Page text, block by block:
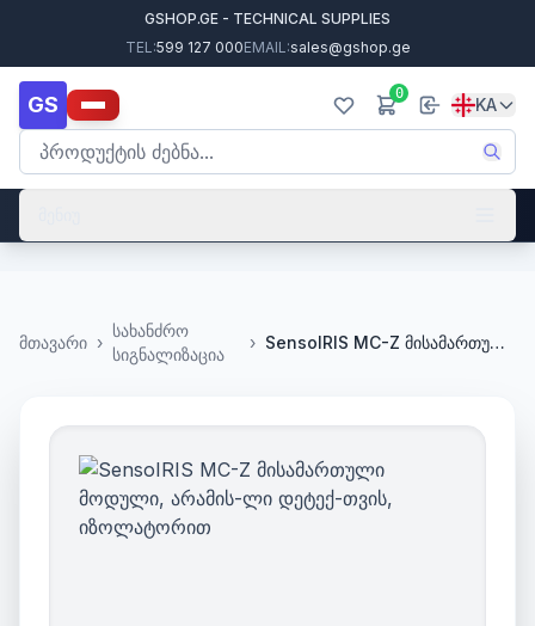
GSHOP.GE - TECHNICAL SUPPLIES
TEL:599 127 000EMAIL:sales@gshop.ge
GS 0
KA
მთავარი ›
სახანძრო
სიგნალიზაცია
› SensoIRIS MC-Z მისამართული მოდული, არამის-ლი დეტექ-თვის, იზოლატორით